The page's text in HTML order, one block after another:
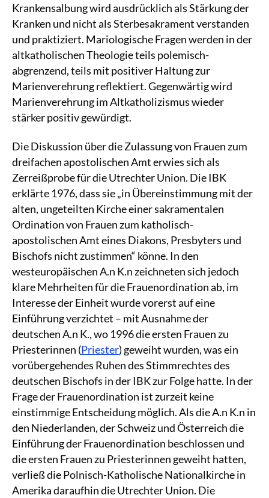
Krankensalbung wird ausdrücklich als Stärkung der
Kranken und nicht als Sterbesakrament verstanden
und praktiziert. Mariologische Fragen werden in der
altkatholischen Theologie teils polemisch-
abgrenzend, teils mit positiver Haltung zur
Marienverehrung reflektiert. Gegenwärtig wird
Marienverehrung im Altkatholizismus wieder
stärker positiv gewürdigt.
Die Diskussion über die Zulassung von Frauen zum
dreifachen apostolischen Amt erwies sich als
Zerreißprobe für die Utrechter Union. Die IBK
erklärte 1976, dass sie „in Übereinstimmung mit der
alten, ungeteilten Kirche einer sakramentalen
Ordination von Frauen zum katholisch-
apostolischen Amt eines Diakons, Presbyters und
Bischofs nicht zustimmen“ könne. In den
westeuropäischen A.n K.n zeichneten sich jedoch
klare Mehrheiten für die Frauenordination ab, im
Interesse der Einheit wurde vorerst auf eine
Einführung verzichtet – mit Ausnahme der
deutschen A.n K., wo 1996 die ersten Frauen zu
Priesterinnen (Priester) geweiht wurden, was ein
vorübergehendes Ruhen des Stimmrechtes des
deutschen Bischofs in der IBK zur Folge hatte. In der
Frage der Frauenordination ist zurzeit keine
einstimmige Entscheidung möglich. Als die A.n K.n in
den Niederlanden, der Schweiz und Österreich die
Einführung der Frauenordination beschlossen und
die ersten Frauen zu Priesterinnen geweiht hatten,
verließ die Polnisch-Katholische Nationalkirche in
Amerika daraufhin die Utrechter Union. Die